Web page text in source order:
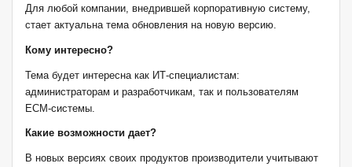
Для любой компании, внедрившей корпоративную систему,
стает актуальна тема обновления на новую версию.
Кому интересно?
Тема будет интересна как ИТ-специалистам:
администраторам и разработчикам, так и пользователям
ECM-системы.
Какие возможности дает?
В новых версиях своих продуктов производители учитывают